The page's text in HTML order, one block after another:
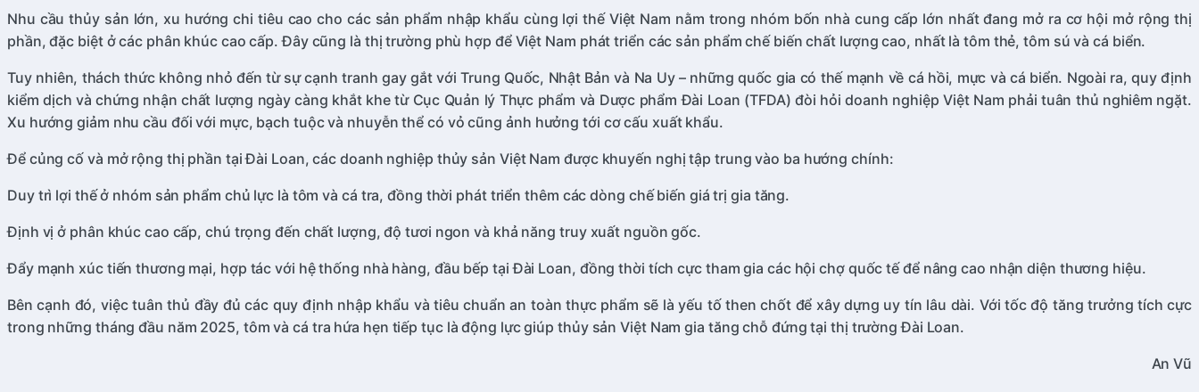
Nhu cầu thủy sản lớn, xu hướng chi tiêu cao cho các sản phẩm nhập khẩu cùng lợi thế Việt Nam nằm trong nhóm bốn nhà cung cấp lớn nhất đang mở ra cơ hội mở rộng thị
phần, đặc biệt ở các phân khúc cao cấp. Đây cũng là thị trường phù hợp để Việt Nam phát triển các sản phẩm chế biến chất lượng cao, nhất là tôm thẻ, tôm sú và cá biển.
Tuy nhiên, thách thức không nhỏ đến từ sự cạnh tranh gay gắt với Trung Quốc, Nhật Bản và Na Uy – những quốc gia có thế mạnh về cá hồi, mực và cá biển. Ngoài ra, quy định
kiểm dịch và chứng nhận chất lượng ngày càng khắt khe từ Cục Quản lý Thực phẩm và Dược phẩm Đài Loan (TFDA) đòi hỏi doanh nghiệp Việt Nam phải tuân thủ nghiêm ngặt.
Xu hướng giảm nhu cầu đối với mực, bạch tuộc và nhuyễn thể có vỏ cũng ảnh hưởng tới cơ cấu xuất khẩu.
Để củng cố và mở rộng thị phần tại Đài Loan, các doanh nghiệp thủy sản Việt Nam được khuyến nghị tập trung vào ba hướng chính:
Duy trì lợi thế ở nhóm sản phẩm chủ lực là tôm và cá tra, đồng thời phát triển thêm các dòng chế biến giá trị gia tăng.
Định vị ở phân khúc cao cấp, chú trọng đến chất lượng, độ tươi ngon và khả năng truy xuất nguồn gốc.
Đẩy mạnh xúc tiến thương mại, hợp tác với hệ thống nhà hàng, đầu bếp tại Đài Loan, đồng thời tích cực tham gia các hội chợ quốc tế để nâng cao nhận diện thương hiệu.
Bên cạnh đó, việc tuân thủ đầy đủ các quy định nhập khẩu và tiêu chuẩn an toàn thực phẩm sẽ là yếu tố then chốt để xây dựng uy tín lâu dài. Với tốc độ tăng trưởng tích cực
trong những tháng đầu năm 2025, tôm và cá tra hứa hẹn tiếp tục là động lực giúp thủy sản Việt Nam gia tăng chỗ đứng tại thị trường Đài Loan.
An Vũ